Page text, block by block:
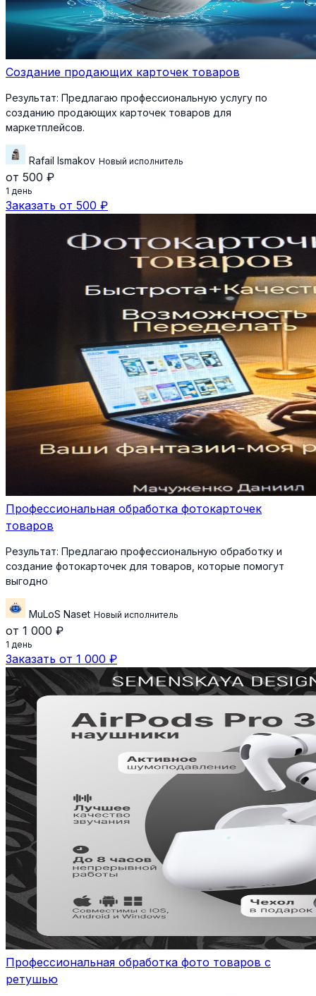
Создание продающих карточек товаров
Результат: Предлагаю профессиональную услугу по
созданию продающих карточек товаров для
маркетплейсов.
Rafail Ismakov Новый исполнитель
от 500 ₽
1 день
Заказать от 500 ₽
Профессиональная обработка фотокарточек
товаров
Результат: Предлагаю профессиональную обработку и
создание фотокарточек для товаров, которые помогут
выгодно
MuLoS Naset Новый исполнитель
от 1 000 ₽
1 день
Заказать от 1 000 ₽
Профессиональная обработка фото товаров с
ретушью